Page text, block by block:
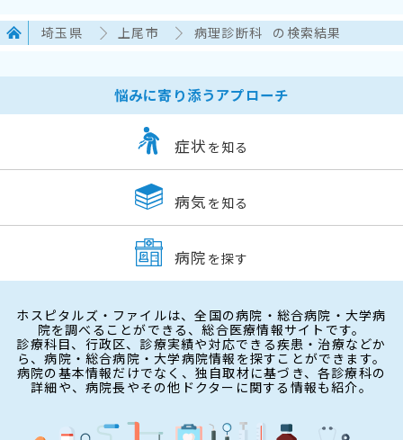
埼玉県 上尾市 病理診断科 の検索結果
悩みに寄り添うアプローチ
症状 を知る
病気 を知る
病院 を探す
ホスピタルズ・ファイルは、全国の病院・総合病院・大学病
院を調べることができる、総合医療情報サイトです。
診療科目、行政区、診療実績や対応できる疾患・治療などか
ら、病院・総合病院・大学病院情報を探すことができます。
病院の基本情報だけでなく、独自取材に基づき、各診療科の
詳細や、病院長やその他ドクターに関する情報も紹介。